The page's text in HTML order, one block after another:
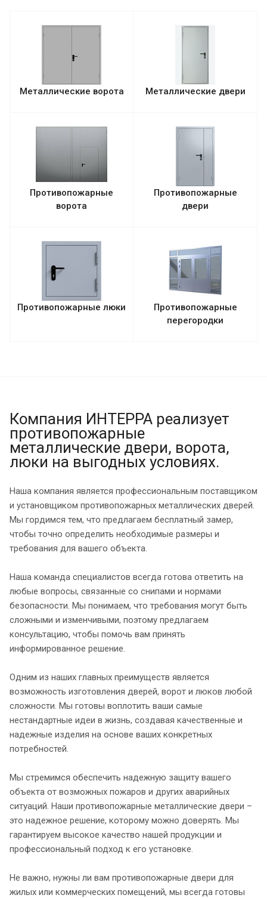
Металлические ворота Металлические двери
Противопожарные
ворота
Противопожарные
двери
Противопожарные люки
Противопожарные
перегородки
Компания ИНТЕРРА реализует
противопожарные
металлические двери, ворота,
люки на выгодных условиях.
Наша компания является профессиональным поставщиком
и установщиком противопожарных металлических дверей.
Мы гордимся тем, что предлагаем бесплатный замер,
чтобы точно определить необходимые размеры и
требования для вашего объекта.
Наша команда специалистов всегда готова ответить на
любые вопросы, связанные со снипами и нормами
безопасности. Мы понимаем, что требования могут быть
сложными и изменчивыми, поэтому предлагаем
консультацию, чтобы помочь вам принять
информированное решение.
Одним из наших главных преимуществ является
возможность изготовления дверей, ворот и люков любой
сложности. Мы готовы воплотить ваши самые
нестандартные идеи в жизнь, создавая качественные и
надежные изделия на основе ваших конкретных
потребностей.
Мы стремимся обеспечить надежную защиту вашего
объекта от возможных пожаров и других аварийных
ситуаций. Наши противопожарные металлические двери –
это надежное решение, которому можно доверять. Мы
гарантируем высокое качество нашей продукции и
профессиональный подход к его установке.
Не важно, нужны ли вам противопожарные двери для
жилых или коммерческих помещений, мы всегда готовы